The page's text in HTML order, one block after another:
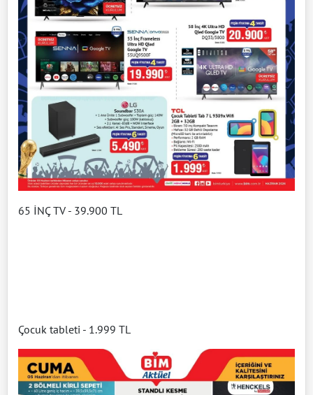
65 İNÇ TV - 39.900 TL
Çocuk tableti - 1.999 TL